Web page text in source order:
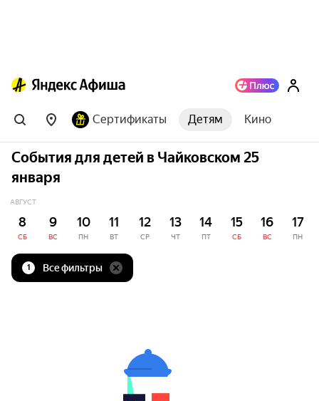
Сертификаты Детям Кино
События для детей в Чайковском 25
января
АВГУСТ
8
СБ
9
ВС
10
ПН
11
ВТ
12
СР
13
ЧТ
14
ПТ
15
СБ
16
ВС
17
ПН
1 Все фильтры